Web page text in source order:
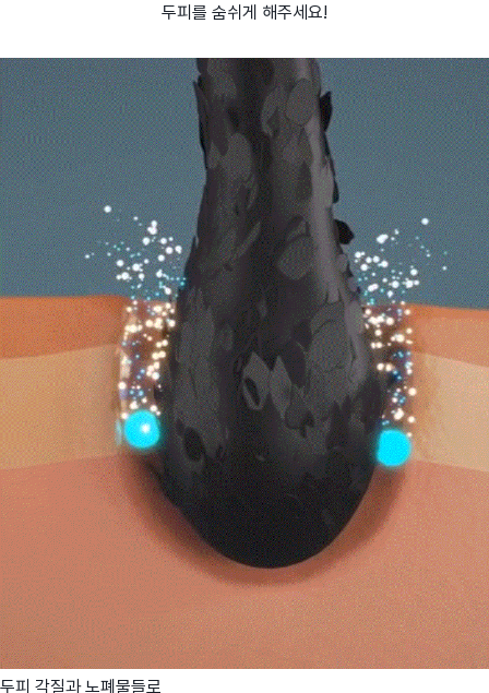
두피를 숨쉬게 해주세요!
두피 각질과 노폐물들로